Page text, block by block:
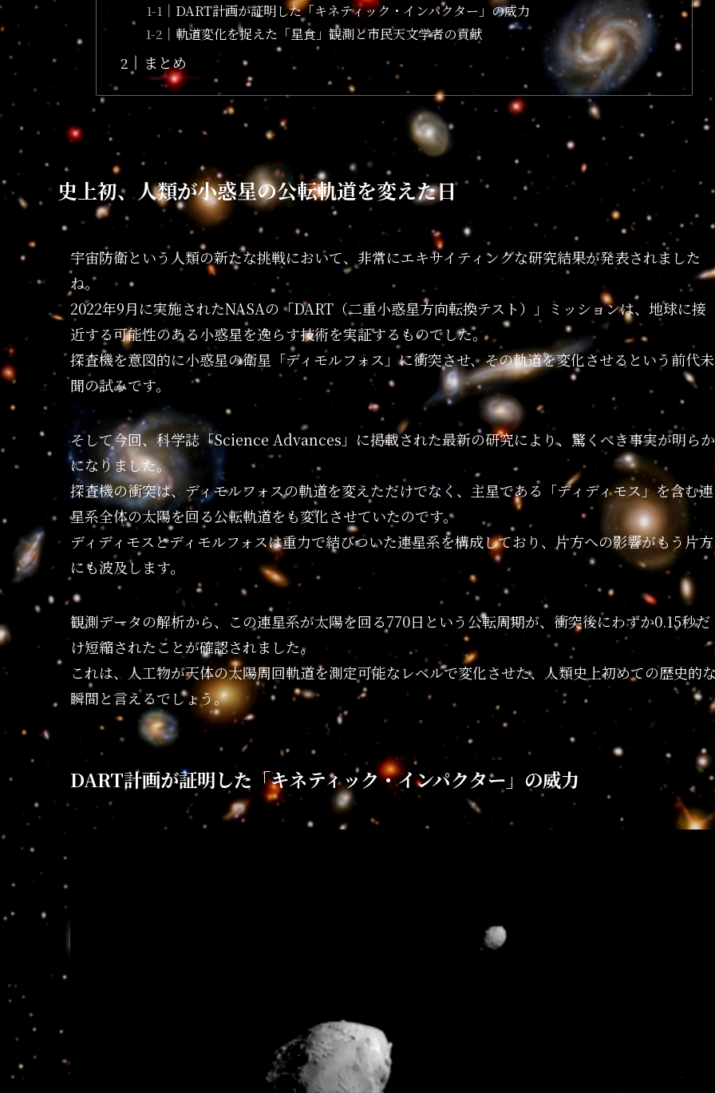
DART計画が証明した「キネティック・インパクター」の威力
軌道変化を捉えた「星食」観測と市民天文学者の貢献
まとめ
史上初、人類が小惑星の公転軌道を変えた日
宇宙防衛という人類の新たな挑戦において、非常にエキサイティングな研究結果が発表されました
ね。
2022年9月に実施されたNASAの「DART（二重小惑星方向転換テスト）」ミッションは、地球に接
近する可能性のある小惑星を逸らす技術を実証するものでした。
探査機を意図的に小惑星の衛星「ディモルフォス」に衝突させ、その軌道を変化させるという前代未
聞の試みです。
そして今回、科学誌「Science Advances」に掲載された最新の研究により、驚くべき事実が明らか
になりました。
探査機の衝突は、ディモルフォスの軌道を変えただけでなく、主星である「ディディモス」を含む連
星系全体の太陽を回る公転軌道をも変化させていたのです。
ディディモスとディモルフォスは重力で結びついた連星系を構成しており、片方への影響がもう片方
にも波及します。
観測データの解析から、この連星系が太陽を回る770日という公転周期が、衝突後にわずか0.15秒だ
け短縮されたことが確認されました。
これは、人工物が天体の太陽周回軌道を測定可能なレベルで変化させた、人類史上初めての歴史的
瞬間と言えるでしょう。
DART計画が証明した「キネティック・インパクター」の威力